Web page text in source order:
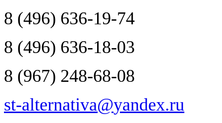
8 (496) 636-19-74
8 (496) 636-18-03
8 (967) 248-68-08
st-alternativa@yandex.ru